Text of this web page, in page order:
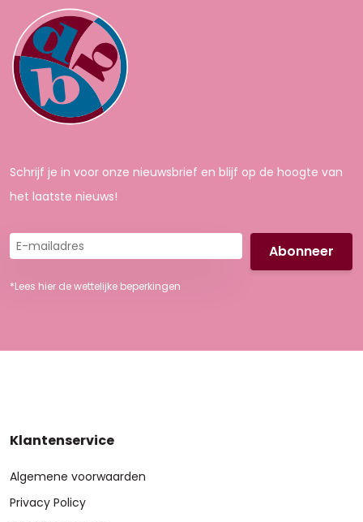
Schrijf je in voor onze nieuwsbrief en blijf op de hoogte van
het laatste nieuws!
E-
mailadres
*Lees hier de wettelijke beperkingen
Klantenservice
Algemene voorwaarden
Privacy Policy